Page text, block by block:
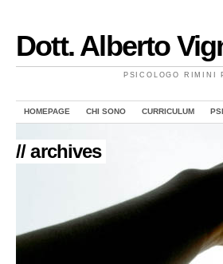
Dott. Alberto
PSICOLOGO RIMINI
HOMEPAGE CHI SONO CURRICULUM
// archives